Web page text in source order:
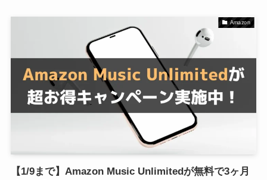
Amazon
【1/9まで】Amazon Music Unlimitedが無料で3ヶ月